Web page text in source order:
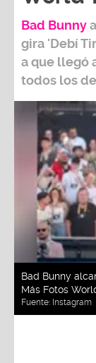
Bad Bunny
gira 'Debí
a que llegó
todos los
Bad Bunny
Más Fotos
Fuente: Instagram